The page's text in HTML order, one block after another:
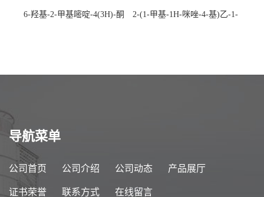
6-羟基-2-甲基嘧啶-4(3H)-酮
2-(1-甲基-1H-咪唑-4-基)乙-1-
导航菜单
公司首页 公司介绍 公司动态 产品展厅
证书荣誉 联系方式 在线留言